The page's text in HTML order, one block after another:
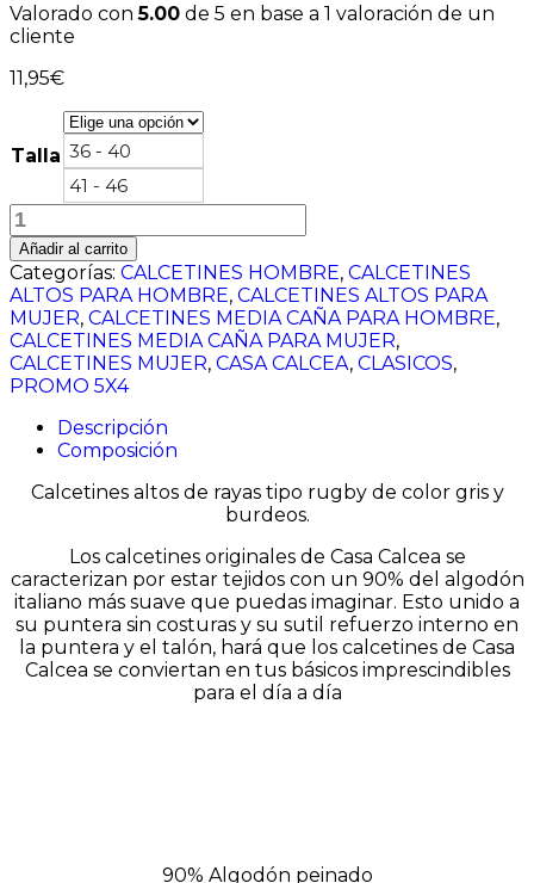
Valorado con5.00 de 5 en base a 1 valoración de un
cliente
11,95€
Talla 36 - 40
41 - 46
Altos
de
rayas
gris
y
burdeos
cantidad
Añadir al carrito
Categorías: CALCETINES HOMBRE, CALCETINES
ALTOS PARA HOMBRE, CALCETINES ALTOS PARA
MUJER, CALCETINES MEDIA CAÑA PARA HOMBRE,
CALCETINES MEDIA CAÑA PARA MUJER,
CALCETINES MUJER, CASA CALCEA, CLASICOS,
PROMO 5X4
Descripción
Composición
Calcetines altos de rayas tipo rugby de color gris y
burdeos.
Los calcetines originales de Casa Calcea se
caracterizan por estar tejidos con un 90% del algodón
italiano más suave que puedas imaginar. Esto unido a
su puntera sin costuras y su sutil refuerzo interno en
la puntera y el talón, hará que los calcetines de Casa
Calcea se conviertan en tus básicos imprescindibles
para el día a día
90% Algodón peinado